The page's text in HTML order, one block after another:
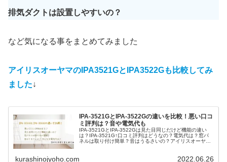
排気ダクトは設置しやすいの？
など気になる事をまとめてみました
アイリスオーヤマのIPA3521GとIPA3522Gも比較してみ
ました↓
IPA-3521GとIPA-3522Gの違いを比較！悪い口コ
ミ評判は？音や電気代も
IPA-3521GとIPA-3522Gは見た目同じだけど機能の違い
は？IPA-3521G↑口コミ評判はどうなの？電気代は？窓パ
ネルは取り付け簡単？音はうるさいの？アイリスオーヤマ
kurashinojyoho.com 2022.06.26